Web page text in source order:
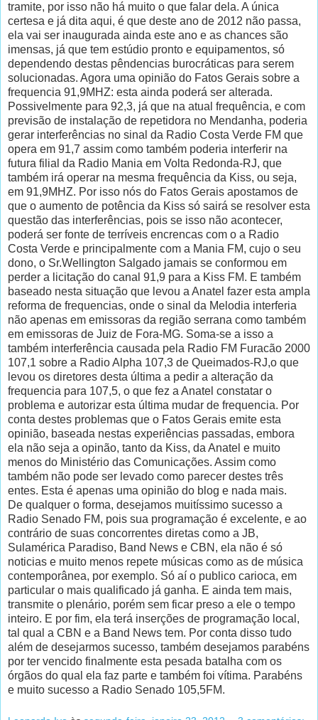
tramite, por isso não há muito o que falar dela. A única
certesa e já dita aqui, é que deste ano de 2012 não passa,
ela vai ser inaugurada ainda este ano e as chances são
imensas, já que tem estúdio pronto e equipamentos, só
dependendo destas pêndencias burocráticas para serem
solucionadas. Agora uma opinião do Fatos Gerais sobre a
frequencia 91,9MHZ: esta ainda poderá ser alterada.
Possivelmente para 92,3, já que na atual frequência, e com
previsão de instalação de repetidora no Mendanha, poderia
gerar interferências no sinal da Radio Costa Verde FM que
opera em 91,7 assim como também poderia interferir na
futura filial da Radio Mania em Volta Redonda-RJ, que
também irá operar na mesma frequência da Kiss, ou seja,
em 91,9MHZ. Por isso nós do Fatos Gerais apostamos de
que o aumento de potência da Kiss só sairá se resolver esta
questão das interferências, pois se isso não acontecer,
poderá ser fonte de terríveis encrencas com o a Radio
Costa Verde e principalmente com a Mania FM, cujo o seu
dono, o Sr.Wellington Salgado jamais se conformou em
perder a licitação do canal 91,9 para a Kiss FM. E também
baseado nesta situação que levou a Anatel fazer esta ampla
reforma de frequencias, onde o sinal da Melodia interferia
não apenas em emissoras da região serrana como também
em emissoras de Juiz de Fora-MG. Soma-se a isso a
também interferência causada pela Radio FM Furacão 2000
107,1 sobre a Radio Alpha 107,3 de Queimados-RJ,o que
levou os diretores desta última a pedir a alteração da
frequencia para 107,5, o que fez a Anatel constatar o
problema e autorizar esta última mudar de frequencia. Por
conta destes problemas que o Fatos Gerais emite esta
opinião, baseada nestas experiências passadas, embora
ela não seja a opinão, tanto da Kiss, da Anatel e muito
menos do Ministério das Comunicações. Assim como
também não pode ser levado como parecer destes três
entes. Esta é apenas uma opinião do blog e nada mais.
De qualquer o forma, desejamos muitíssimo sucesso a
Radio Senado FM, pois sua programação é excelente, e ao
contrário de suas concorrentes diretas como a JB,
Sulamérica Paradiso, Band News e CBN, ela não é só
noticias e muito menos repete músicas como as de música
contemporânea, por exemplo. Só aí o publico carioca, em
particular o mais qualificado já ganha. E ainda tem mais,
transmite o plenário, porém sem ficar preso a ele o tempo
inteiro. E por fim, ela terá inserções de programação local,
tal qual a CBN e a Band News tem. Por conta disso tudo
além de desejarmos sucesso, também desejamos parabéns
por ter vencido finalmente esta pesada batalha com os
órgãos do qual ela faz parte e também foi vítima. Parabéns
e muito sucesso a Radio Senado 105,5FM.